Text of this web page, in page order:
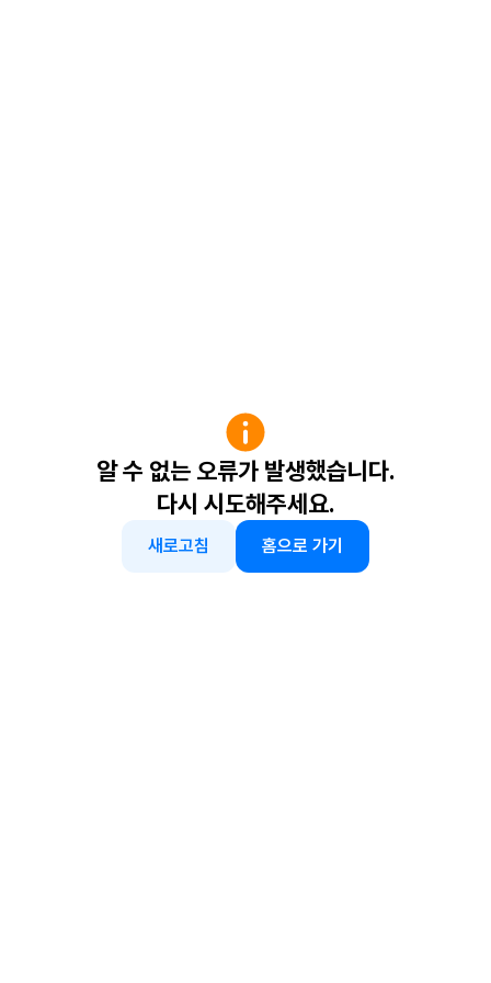
알 수 없는 오류가 발생했습니다.
다시 시도해주세요.
새로고침 홈으로 가기